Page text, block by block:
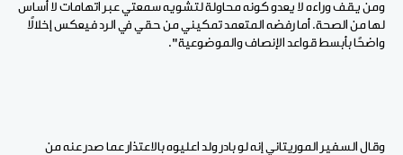
ومن يقف وراءه لا يعدو كونه محاولة لتشويه سمعتي عبر اتهامات لا أساس
لها من الصحة. أما رفضه المتعمد تمكيني من حقي في الرد فيعكس إخلالًا
واضحًا بأبسط قواعد الإنصاف والموضوعية".
وقال السفير الموريتاني إنه لو بادر ولد اعليوه بالاعتذار عما صدر عنه من